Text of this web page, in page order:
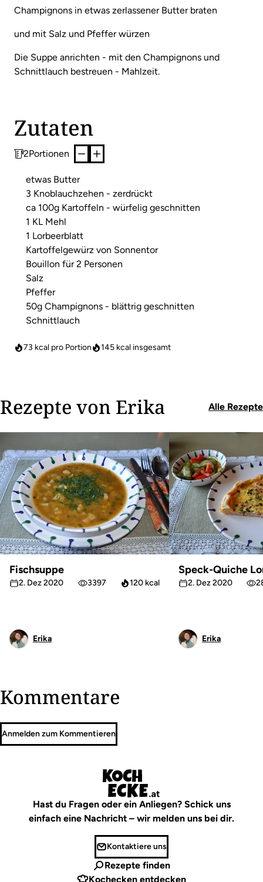
Champignons in etwas zerlassener Butter braten
und mit Salz und Pfeffer würzen
Die Suppe anrichten - mit den Champignons und
Schnittlauch bestreuen - Mahlzeit.
Zutaten
2Portionen
etwas Butter
3 Knoblauchzehen - zerdrückt
ca 100g Kartoffeln - würfelig geschnitten
1 KL Mehl
1 Lorbeerblatt
Kartoffelgewürz von Sonnentor
Bouillon für 2 Personen
Salz
Pfeffer
50g Champignons - blättrig geschnitten
Schnittlauch
73 kcal pro Portion 145 kcal insgesamt
Rezepte von Erika Alle Rezepte
Fischsuppe
2. Dez 2020 3397 120 kcal
Erika
Speck-Quiche
2. Dez 2020
Erika
Kommentare
Anmelden zum Kommentieren
Hast du Fragen oder ein Anliegen? Schick uns
einfach eine Nachricht – wir melden uns bei dir.
Kontaktiere uns
Rezepte finden
Kochecken entdecken